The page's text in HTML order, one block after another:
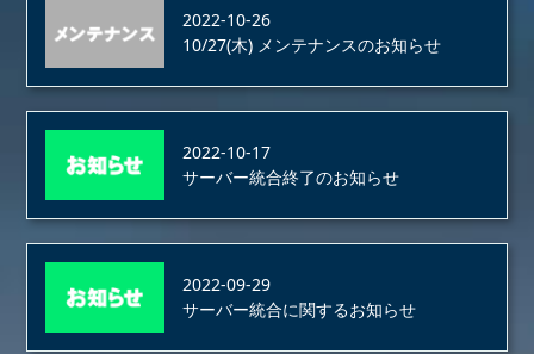
2022-10-26
10/27(木) メンテナンスのお知らせ
2022-10-17
サーバー統合終了のお知らせ
2022-09-29
サーバー統合に関するお知らせ